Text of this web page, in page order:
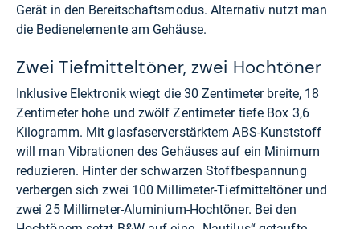
Gerät in den Bereitschaftsmodus. Alternativ nutzt man
die Bedienelemente am Gehäuse.
Zwei Tiefmitteltöner, zwei Hochtöner
Inklusive Elektronik wiegt die 30 Zentimeter breite, 18
Zentimeter hohe und zwölf Zentimeter tiefe Box 3,6
Kilogramm. Mit glasfaserverstärktem ABS-Kunststoff
will man Vibrationen des Gehäuses auf ein Minimum
reduzieren. Hinter der schwarzen Stoffbespannung
verbergen sich zwei 100 Millimeter-Tiefmitteltöner und
zwei 25 Millimeter-Aluminium-Hochtöner. Bei den